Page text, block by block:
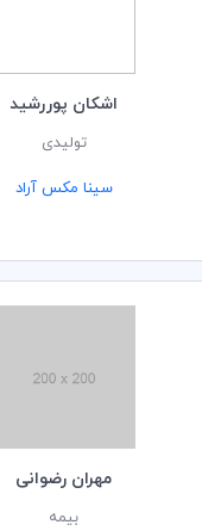
اشکان پوررشید
تولیدی
سینا مکس آراد
مهران رضوانی
بیمه